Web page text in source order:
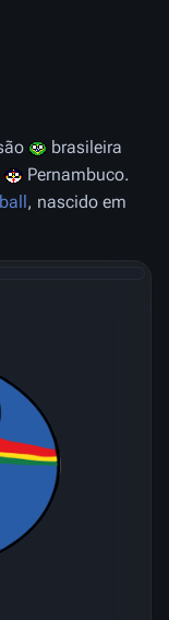
brasileira
Pernambuco.
, nascido em